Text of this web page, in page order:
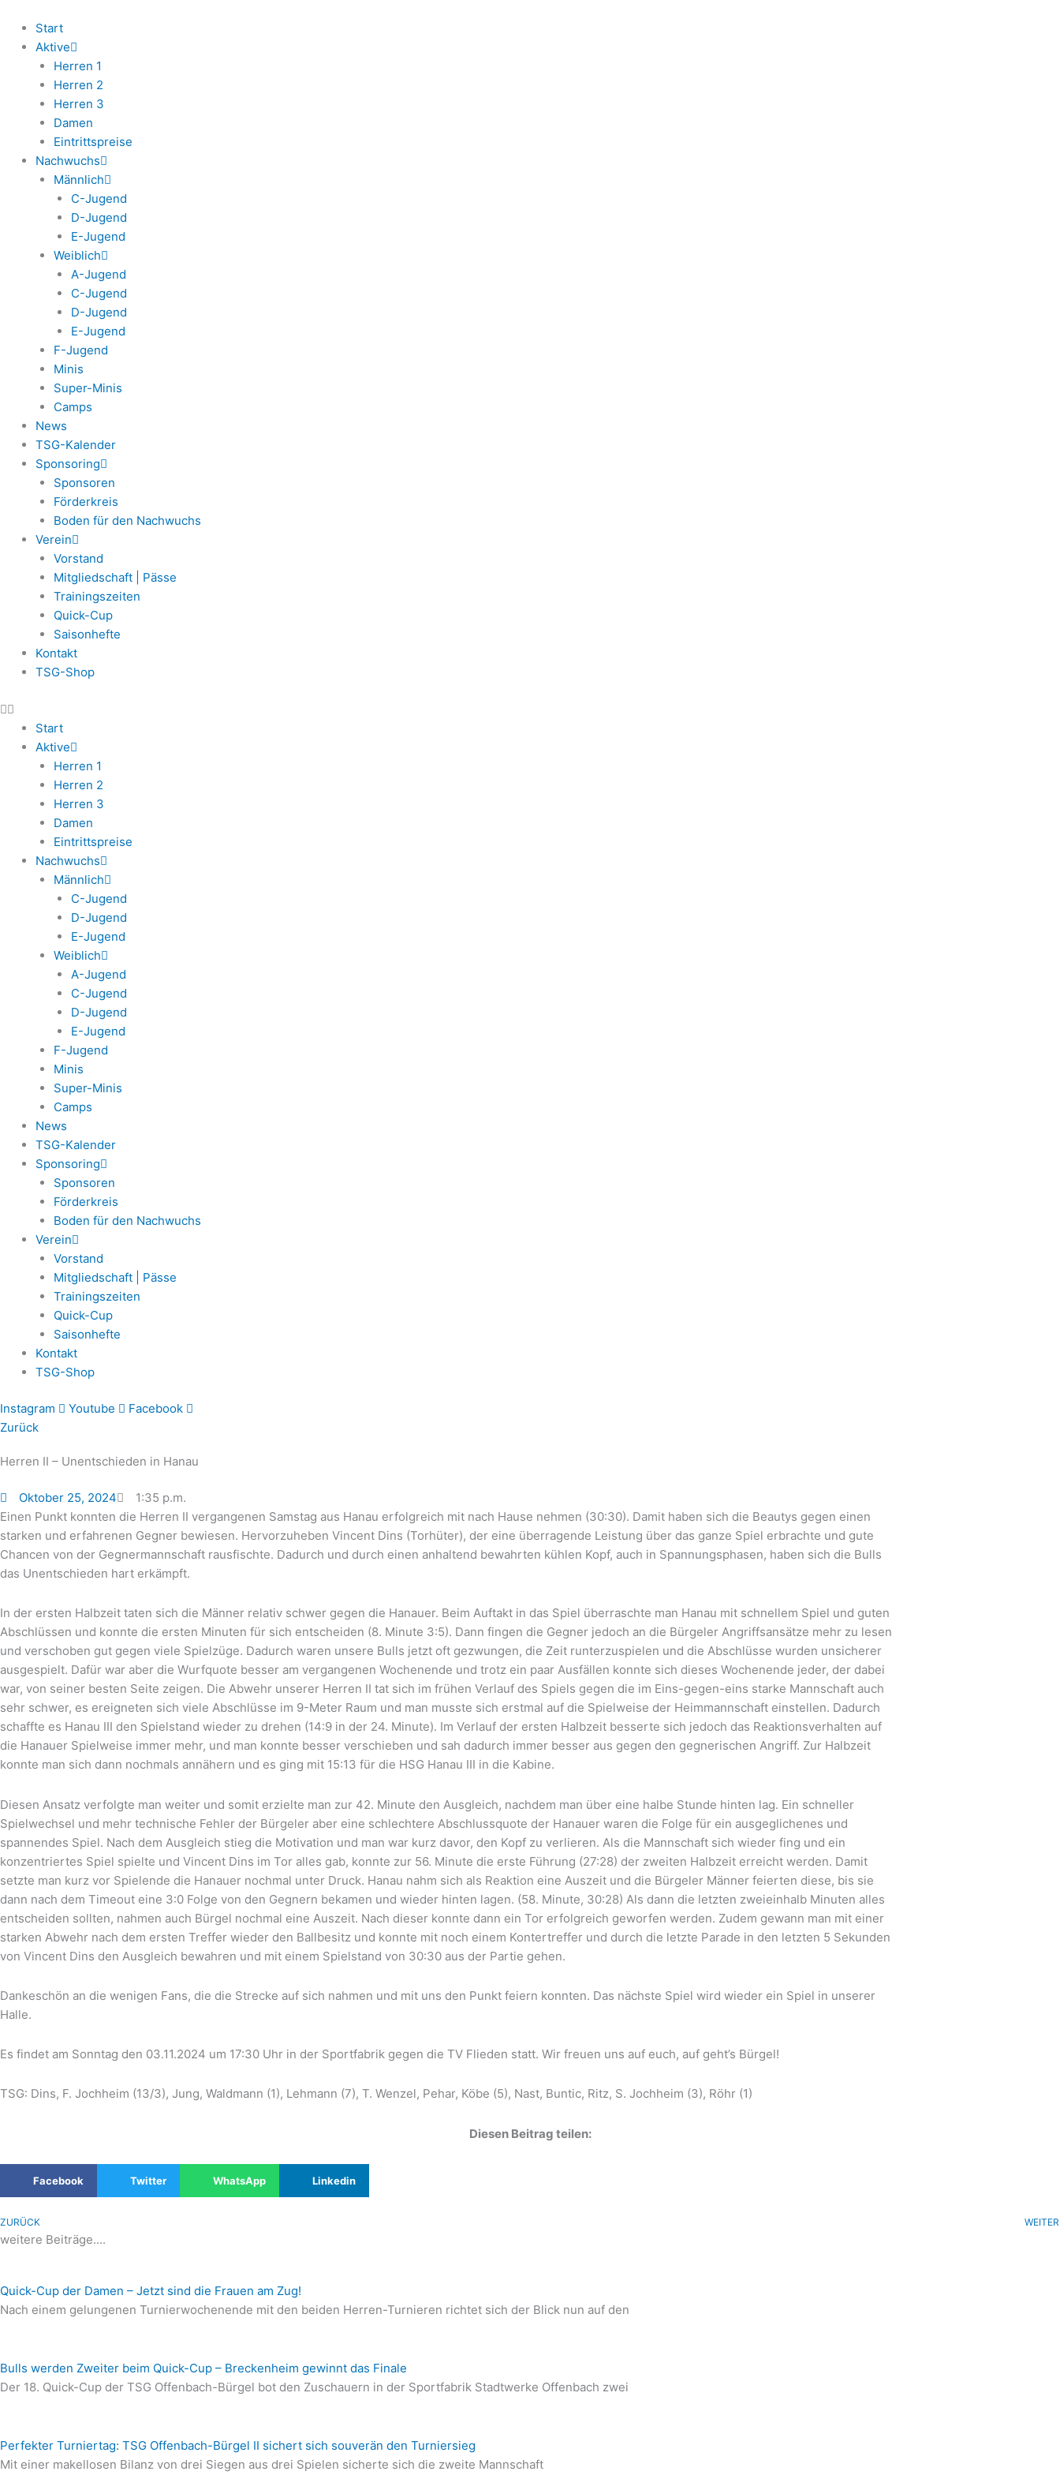
Inhalt
springen
Start
Aktive
Herren 1
Herren 2
Herren 3
Damen
Eintrittspreise
Nachwuchs
Männlich
C-Jugend
D-Jugend
E-Jugend
Weiblich
A-Jugend
C-Jugend
D-Jugend
E-Jugend
F-Jugend
Minis
Super-Minis
Camps
News
TSG-Kalender
Sponsoring
Sponsoren
Förderkreis
Boden für den Nachwuchs
Verein
Vorstand
Mitgliedschaft | Pässe
Trainingszeiten
Quick-Cup
Saisonhefte
Kontakt
TSG-Shop
Start
Aktive
Herren 1
Herren 2
Herren 3
Damen
Eintrittspreise
Nachwuchs
Männlich
C-Jugend
D-Jugend
E-Jugend
Weiblich
A-Jugend
C-Jugend
D-Jugend
E-Jugend
F-Jugend
Minis
Super-Minis
Camps
News
TSG-Kalender
Sponsoring
Sponsoren
Förderkreis
Boden für den Nachwuchs
Verein
Vorstand
Mitgliedschaft | Pässe
Trainingszeiten
Quick-Cup
Saisonhefte
Kontakt
TSG-Shop
Instagram Youtube
Facebook
Zurück
Herren II – Unentschieden in Hanau
Oktober 25, 2024
1:35 p.m.
Einen Punkt konnten die Herren II vergangenen Samstag aus Hanau erfolgreich mit nach Hause nehmen (30:30). Damit haben sich die Beautys gegen einen
starken und erfahrenen Gegner bewiesen. Hervorzuheben Vincent Dins (Torhüter), der eine überragende Leistung über das ganze Spiel erbrachte und gute
Chancen von der Gegnermannschaft rausfischte. Dadurch und durch einen anhaltend bewahrten kühlen Kopf, auch in Spannungsphasen, haben sich die Bulls
das Unentschieden hart erkämpft.
In der ersten Halbzeit taten sich die Männer relativ schwer gegen die Hanauer. Beim Auftakt in das Spiel überraschte man Hanau mit schnellem Spiel und guten
Abschlüssen und konnte die ersten Minuten für sich entscheiden (8. Minute 3:5). Dann fingen die Gegner jedoch an die Bürgeler Angriffsansätze mehr zu lesen
und verschoben gut gegen viele Spielzüge. Dadurch waren unsere Bulls jetzt oft gezwungen, die Zeit runterzuspielen und die Abschlüsse wurden unsicherer
ausgespielt. Dafür war aber die Wurfquote besser am vergangenen Wochenende und trotz ein paar Ausfällen konnte sich dieses Wochenende jeder, der dabei
war, von seiner besten Seite zeigen. Die Abwehr unserer Herren II tat sich im frühen Verlauf des Spiels gegen die im Eins-gegen-eins starke Mannschaft auch
sehr schwer, es ereigneten sich viele Abschlüsse im 9-Meter Raum und man musste sich erstmal auf die Spielweise der Heimmannschaft einstellen. Dadurch
schaffte es Hanau III den Spielstand wieder zu drehen (14:9 in der 24. Minute). Im Verlauf der ersten Halbzeit besserte sich jedoch das Reaktionsverhalten auf
die Hanauer Spielweise immer mehr, und man konnte besser verschieben und sah dadurch immer besser aus gegen den gegnerischen Angriff. Zur Halbzeit
konnte man sich dann nochmals annähern und es ging mit 15:13 für die HSG Hanau III in die Kabine.
Diesen Ansatz verfolgte man weiter und somit erzielte man zur 42. Minute den Ausgleich, nachdem man über eine halbe Stunde hinten lag. Ein schneller
Spielwechsel und mehr technische Fehler der Bürgeler aber eine schlechtere Abschlussquote der Hanauer waren die Folge für ein ausgeglichenes und
spannendes Spiel. Nach dem Ausgleich stieg die Motivation und man war kurz davor, den Kopf zu verlieren. Als die Mannschaft sich wieder fing und ein
konzentriertes Spiel spielte und Vincent Dins im Tor alles gab, konnte zur 56. Minute die erste Führung (27:28) der zweiten Halbzeit erreicht werden. Damit
setzte man kurz vor Spielende die Hanauer nochmal unter Druck. Hanau nahm sich als Reaktion eine Auszeit und die Bürgeler Männer feierten diese, bis sie
dann nach dem Timeout eine 3:0 Folge von den Gegnern bekamen und wieder hinten lagen. (58. Minute, 30:28) Als dann die letzten zweieinhalb Minuten alles
entscheiden sollten, nahmen auch Bürgel nochmal eine Auszeit. Nach dieser konnte dann ein Tor erfolgreich geworfen werden. Zudem gewann man mit einer
starken Abwehr nach dem ersten Treffer wieder den Ballbesitz und konnte mit noch einem Kontertreffer und durch die letzte Parade in den letzten 5 Sekunden
von Vincent Dins den Ausgleich bewahren und mit einem Spielstand von 30:30 aus der Partie gehen.
Dankeschön an die wenigen Fans, die die Strecke auf sich nahmen und mit uns den Punkt feiern konnten. Das nächste Spiel wird wieder ein Spiel in unserer
Halle.
Es findet am Sonntag den 03.11.2024 um 17:30 Uhr in der Sportfabrik gegen die TV Flieden statt. Wir freuen uns auf euch, auf geht’s Bürgel!
TSG: Dins, F. Jochheim (13/3), Jung, Waldmann (1), Lehmann (7), T. Wenzel, Pehar, Köbe (5), Nast, Buntic, Ritz, S. Jochheim (3), Röhr (1)
Diesen Beitrag teilen:
Facebook Twitter WhatsApp Linkedin
ZURÜCK WEITER
weitere Beiträge....
Quick-Cup der Damen – Jetzt sind die Frauen am Zug!
Nach einem gelungenen Turnierwochenende mit den beiden Herren-Turnieren richtet sich der Blick nun auf den
Bulls werden Zweiter beim Quick-Cup – Breckenheim gewinnt das Finale
Der 18. Quick-Cup der TSG Offenbach-Bürgel bot den Zuschauern in der Sportfabrik Stadtwerke Offenbach zwei
Perfekter Turniertag: TSG Offenbach-Bürgel II sichert sich souverän den Turniersieg
Mit einer makellosen Bilanz von drei Siegen aus drei Spielen sicherte sich die zweite Mannschaft